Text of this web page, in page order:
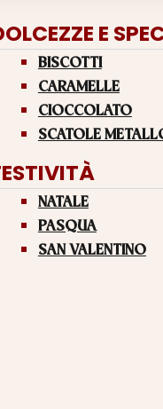
E
BISCOTTI
CARAMELLE
CIOCCOLATO
SCATOLE
NATALE
PASQUA
SAN VALENTINO